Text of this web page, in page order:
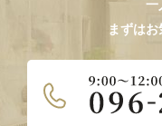
一
まずはお